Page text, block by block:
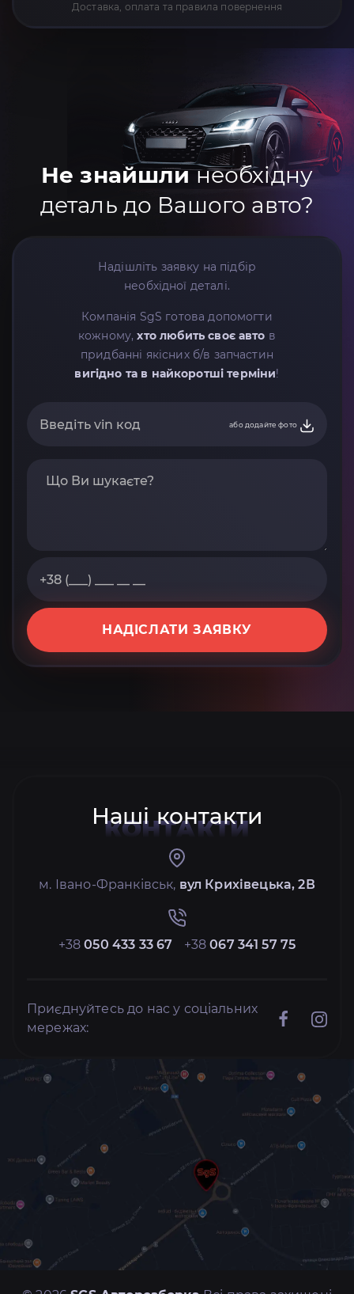
Доставка, оплата та правила повернення
Не знайшлинеобхідну
деталь до Вашого авто?
Надішліть заявку на підбір
необхідної деталі.
Компанія SgS готова допомогти
кожному,хто любить своє авто в
придбанні якісних б/в запчастин
вигідно та в найкоротші терміни!
або додайте фото
НАДІСЛАТИ ЗАЯВКУ
Наші контакти
КОНТАКТИ
м. Івано-Франківськ, вул Крихівецька, 2В
+38050 433 33 67 +38067 341 57 75
Приєднуйтесь до нас у соціальних
мережах: